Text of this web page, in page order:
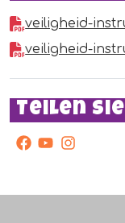
veiligheid-
veiligheid-
Teilen
facebook
Youtube
Instagram